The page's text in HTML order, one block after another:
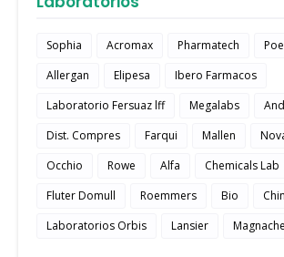
Sophia Acromax Pharmatech
Allergan
Elipesa
Ibero Farmacos
Laboratorio Fersuaz lff
Megalabs
Dist. Compres
Farqui Mallen
Occhio
Rowe Alfa Chemicals Lab
Fluter Domull
Roemmers Bio
Laboratorios Orbis
Lansier